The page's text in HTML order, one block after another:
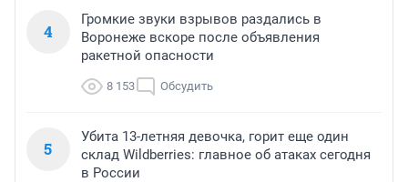
4
Громкие звуки взрывов раздались в
Воронеже вскоре после объявления
ракетной опасности
8 153 Обсудить
5
Убита 13-летняя девочка, горит еще один
склад Wildberries: главное об атаках сегодня
в России